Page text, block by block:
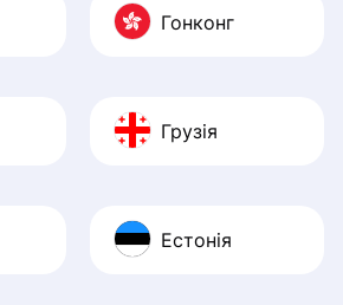
Гонконг
Грузія
Естонія